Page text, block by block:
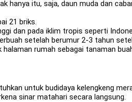
hanya itu, saja, daun muda dan
21 briks.
dan pada iklim tropis seperti
setelah berumur 2-3 tahun
rumah sebagai tanaman
untuk budidaya kelengkeng
sinar matahari secara langsung.